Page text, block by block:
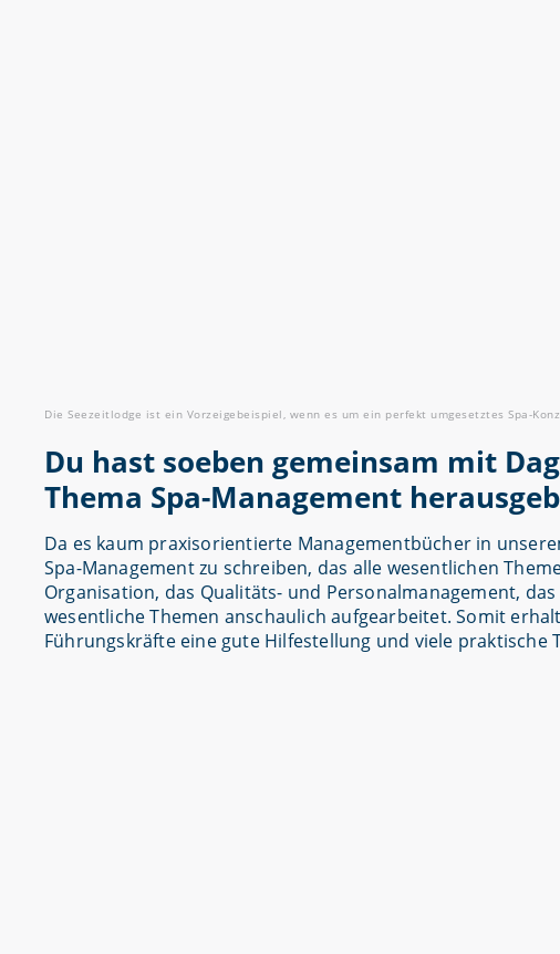
Die Seezeitlodge ist ein Vorzeigebeispiel, wenn es um ein perfekt umgesetztes Spa-
Du hast soeben gemeinsam mit
Thema Spa-Management
Da es kaum praxisorientierte Managementbücher in
Spa-Management zu schreiben, das alle wesentlichen
Organisation, das Qualitäts- und Personalmanagement,
wesentliche Themen anschaulich aufgearbeitet. Somit
Führungskräfte eine gute Hilfestellung und viele praktische